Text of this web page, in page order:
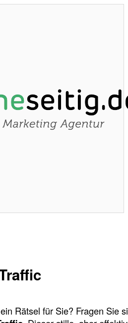
ein Rätsel für Sie? Fragen Sie